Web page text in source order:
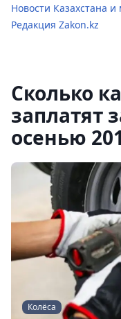
Новости Казахстана
Редакция Zakon.kz
Сколько
заплатят
осенью
Колёса